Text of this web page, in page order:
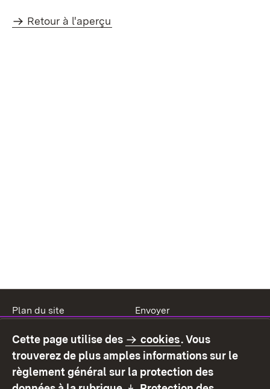
Retour à l'aperçu
Plan du site
Envoyer
Mode d'emploi
Déclaration sur
l'accessibilité
Contact
Signaler un lien brisé
Cette page utilise des cookies. Vous
trouverez de plus amples informations sur le
règlement général sur la protection des
Download: